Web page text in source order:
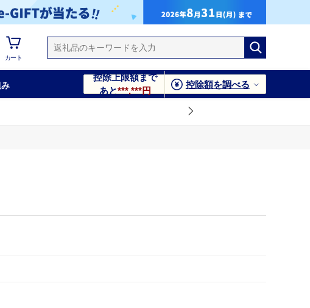
カート
控除上限額まで
あと***,***円
控除額を調べる